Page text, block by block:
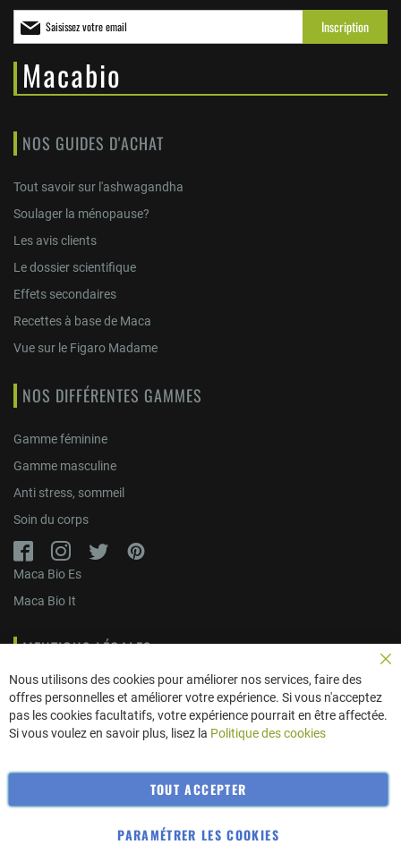
Inscription
lettre
d’information
Inscription
Macabio
NOS GUIDES D'ACHAT
Tout savoir sur l'ashwagandha
Soulager la ménopause?
Les avis clients
Le dossier scientifique
Effets secondaires
Recettes à base de Maca
Vue sur le Figaro Madame
NOS DIFFÉRENTES GAMMES
Gamme féminine
Gamme masculine
Anti stress, sommeil
Soin du corps
Maca Bio Es
Maca Bio It
MENTIONS LÉGALES
Politique de confidentialité
Livraisons
Plan du site
© 2023 macabio. Terre Inconnue
Nous utilisons des cookies pour améliorer nos services, faire des
offres personnelles et améliorer votre expérience. Si vous n'acceptez
pas les cookies facultatifs, votre expérience pourrait en être affectée.
Si vous voulez en savoir plus, lisez la Politique des cookies
TOUT ACCEPTER
PARAMÉTRER LES COOKIES